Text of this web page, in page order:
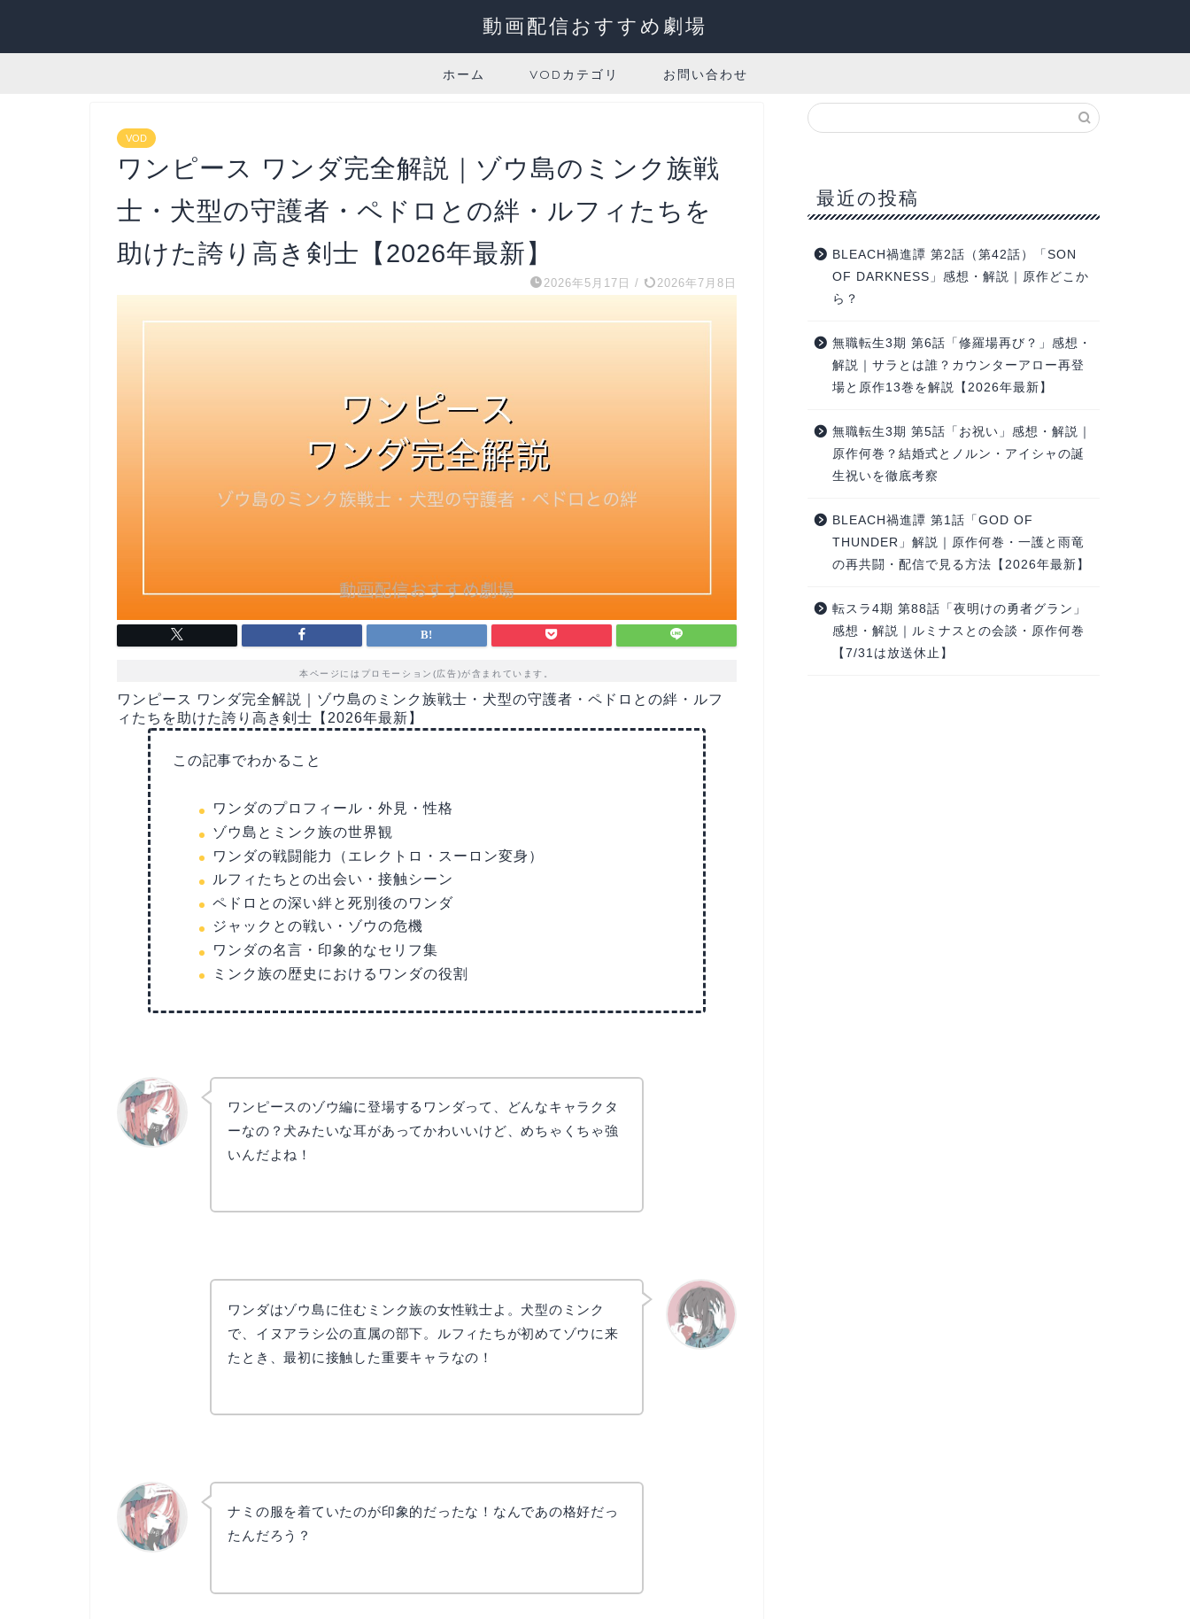
動画配信おすすめ劇場
ホーム VODカテゴリ お問い合わせ
VOD
ワンピース ワンダ完全解説｜ゾウ島のミンク族戦
士・犬型の守護者・ペドロとの絆・ルフィたちを
助けた誇り高き剣士【2026年最新】
2026年5月17日 / 2026年7月8日
本ページにはプロモーション(広告)が含まれています。
ワンピース ワンダ完全解説｜ゾウ島のミンク族戦士・犬型の守護者・ペドロとの絆・ルフ
ィたちを助けた誇り高き剣士【2026年最新】
この記事でわかること
ワンダのプロフィール・外見・性格
ゾウ島とミンク族の世界観
ワンダの戦闘能力（エレクトロ・スーロン変身）
ルフィたちとの出会い・接触シーン
ペドロとの深い絆と死別後のワンダ
ジャックとの戦い・ゾウの危機
ワンダの名言・印象的なセリフ集
ミンク族の歴史におけるワンダの役割
ワンピースのゾウ編に登場するワンダって、どんなキャラクタ
ーなの？犬みたいな耳があってかわいいけど、めちゃくちゃ強
いんだよね！
ワンダはゾウ島に住むミンク族の女性戦士よ。犬型のミンク
で、イヌアラシ公の直属の部下。ルフィたちが初めてゾウに来
たとき、最初に接触した重要キャラなの！
ナミの服を着ていたのが印象的だったな！なんであの格好だっ
たんだろう？
最近の投稿
BLEACH禍進譚 第2話（第42話）「SON
OF DARKNESS」感想・解説｜原作どこか
ら？
無職転生3期 第6話「修羅場再び？」感想・
解説｜サラとは誰？カウンターアロー再登
場と原作13巻を解説【2026年最新】
無職転生3期 第5話「お祝い」感想・解説｜
原作何巻？結婚式とノルン・アイシャの誕
生祝いを徹底考察
BLEACH禍進譚 第1話「GOD OF
THUNDER」解説｜原作何巻・一護と雨竜
の再共闘・配信で見る方法【2026年最新】
転スラ4期 第88話「夜明けの勇者グラン」
感想・解説｜ルミナスとの会談・原作何巻
【7/31は放送休止】